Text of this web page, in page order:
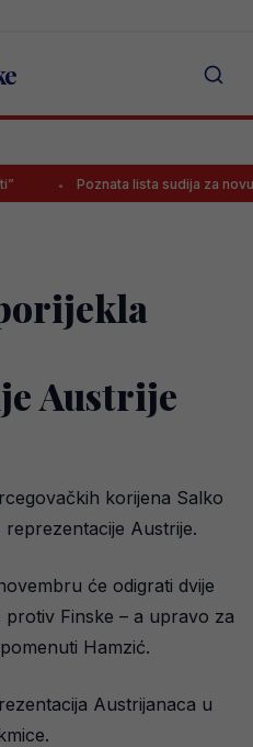
Poznata lista sudija za novu
Austrije
korijena Salko
Austrije.
će odigrati dvije
protiv Finske – a upravo za
Hamzić.
Austrijanaca u